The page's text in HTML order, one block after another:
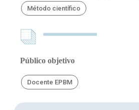
Método científico
Público objetivo
Docente EPBM